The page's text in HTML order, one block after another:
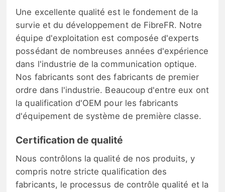
Une excellente qualité est le fondement de la
survie et du développement de FibreFR. Notre
équipe d'exploitation est composée d'experts
possédant de nombreuses années d'expérience
dans l'industrie de la communication optique.
Nos fabricants sont des fabricants de premier
ordre dans l'industrie. Beaucoup d'entre eux ont
la qualification d'OEM pour les fabricants
d'équipement de système de première classe.
Certification de qualité
Nous contrôlons la qualité de nos produits, y
compris notre stricte qualification des
fabricants, le processus de contrôle qualité et la